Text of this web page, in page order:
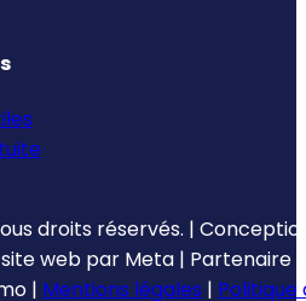
droits réservés. |
web par Meta | Partenaire
| Mentions légales | Politique